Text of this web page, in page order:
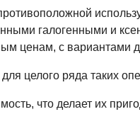
галогенными и
ценам, с вариантами
целого ряда таких
что делает их